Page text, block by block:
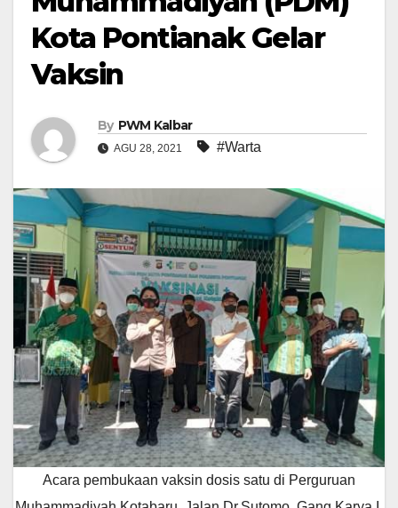
Kota Pontianak Gelar
Vaksin
By PWM Kalbar
AGU 28, 2021 #Warta
Acara pembukaan vaksin dosis satu di Perguruan